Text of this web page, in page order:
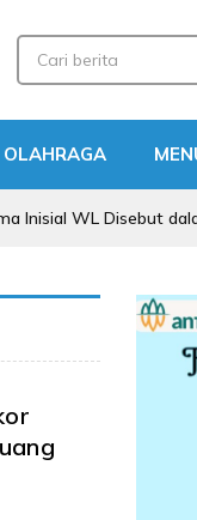
OLAHRAGA
Disebut dalam